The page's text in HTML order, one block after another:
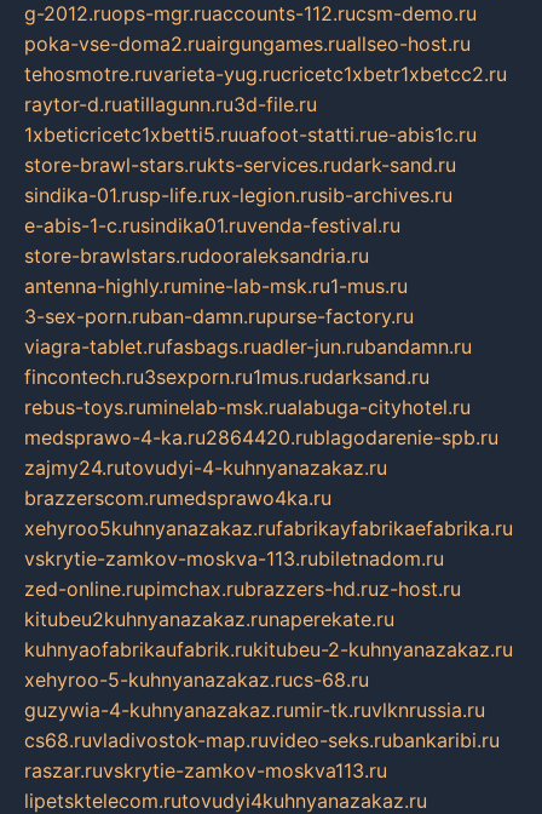
g-2012.ruops-mgr.ruaccounts-112.rucsm-demo.ru
poka-vse-doma2.ruairgungames.ruallseo-host.ru
tehosmotre.ruvarieta-yug.rucricetc1xbetr1xbetcc2.ru
raytor-d.ruatillagunn.ru3d-file.ru
1xbeticricetc1xbetti5.ruuafoot-statti.rue-abis1c.ru
store-brawl-stars.rukts-services.rudark-sand.ru
sindika-01.rusp-life.rux-legion.rusib-archives.ru
e-abis-1-c.rusindika01.ruvenda-festival.ru
store-brawlstars.rudooraleksandria.ru
antenna-highly.rumine-lab-msk.ru1-mus.ru
3-sex-porn.ruban-damn.rupurse-factory.ru
viagra-tablet.rufasbags.ruadler-jun.rubandamn.ru
fincontech.ru3sexporn.ru1mus.rudarksand.ru
rebus-toys.ruminelab-msk.rualabuga-cityhotel.ru
medsprawo-4-ka.ru2864420.rublagodarenie-spb.ru
zajmy24.rutovudyi-4-kuhnyanazakaz.ru
brazzerscom.rumedsprawo4ka.ru
xehyroo5kuhnyanazakaz.rufabrikayfabrikaefabrika.ru
vskrytie-zamkov-moskva-113.rubiletnadom.ru
zed-online.rupimchax.rubrazzers-hd.ruz-host.ru
kitubeu2kuhnyanazakaz.runaperekate.ru
kuhnyaofabrikaufabrik.rukitubeu-2-kuhnyanazakaz.ru
xehyroo-5-kuhnyanazakaz.rucs-68.ru
guzywia-4-kuhnyanazakaz.rumir-tk.ruvlknrussia.ru
cs68.ruvladivostok-map.ruvideo-seks.rubankaribi.ru
raszar.ruvskrytie-zamkov-moskva113.ru
lipetsktelecom.rutovudyi4kuhnyanazakaz.ru